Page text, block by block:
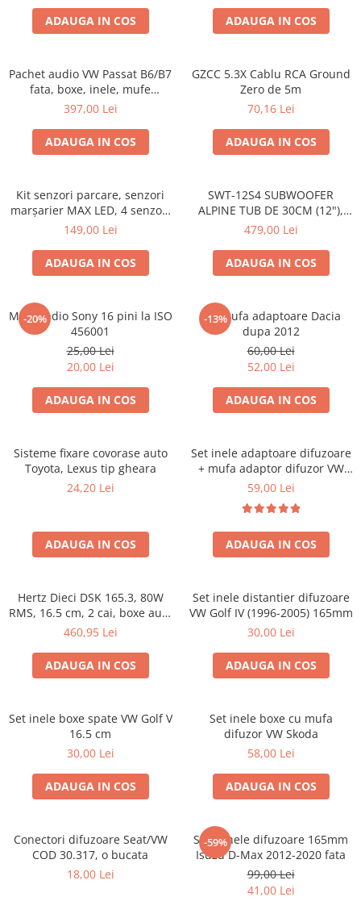
ADAUGA IN COS ADAUGA IN COS
Pachet audio VW Passat B6/B7
fata, boxe, inele, mufe
adaptoare JBL STAGE2 604C
397,00 Lei
ADAUGA IN COS
GZCC 5.3X Cablu RCA Ground
Zero de 5m
70,16 Lei
ADAUGA IN COS
Kit senzori parcare, senzori
marșarier MAX LED, 4 senzori
negri -02287
149,00 Lei
ADAUGA IN COS
SWT-12S4 SUBWOOFER
ALPINE TUB DE 30CM (12"),
1000W
479,00 Lei
ADAUGA IN COS
-20%
Mufa radio Sony 16 pini la ISO
456001
25,00 Lei
20,00 Lei
ADAUGA IN COS
-13%
Set mufa adaptoare Dacia
dupa 2012
60,00 Lei
52,00 Lei
ADAUGA IN COS
Sisteme fixare covorase auto
Toyota, Lexus tip gheara
24,20 Lei
ADAUGA IN COS
Set inele adaptoare difuzoare
+ mufa adaptor difuzor VW
Golf IV
59,00 Lei
ADAUGA IN COS
Hertz Dieci DSK 165.3, 80W
RMS, 16.5 cm, 2 cai, boxe auto
sisteme
460,95 Lei
ADAUGA IN COS
Set inele distantier difuzoare
VW Golf IV (1996-2005) 165mm
30,00 Lei
ADAUGA IN COS
Set inele boxe spate VW Golf V
16.5 cm
30,00 Lei
ADAUGA IN COS
Set inele boxe cu mufa
difuzor VW Skoda
58,00 Lei
ADAUGA IN COS
Conectori difuzoare Seat/VW
COD 30.317, o bucata
18,00 Lei
-59%
Set 2 inele difuzoare 165mm
Isuzu D-Max 2012-2020 fata
99,00 Lei
41,00 Lei